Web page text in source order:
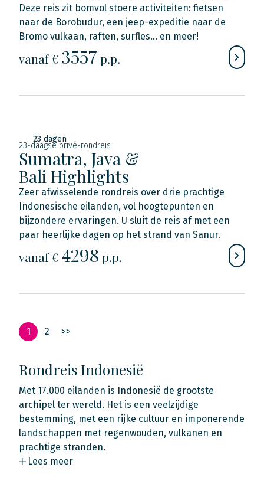
Deze reis zit bomvol stoere activiteiten: fietsen
naar de Borobudur, een jeep-expeditie naar de
Bromo vulkaan, raften, surfles... en meer!
vanaf € 3557 p.p.
23 dagen
23-daagse privé-rondreis
Sumatra, Java &
Bali Highlights
Zeer afwisselende rondreis over drie prachtige
Indonesische eilanden, vol hoogtepunten en
bijzondere ervaringen. U sluit de reis af met een
paar heerlijke dagen op het strand van Sanur.
vanaf € 4298 p.p.
1 2 >>
Rondreis Indonesië
Met 17.000 eilanden is Indonesië de grootste
archipel ter wereld. Het is een veelzijdige
bestemming, met een rijke cultuur en imponerende
landschappen met regenwouden, vulkanen en
prachtige stranden.
Lees meer